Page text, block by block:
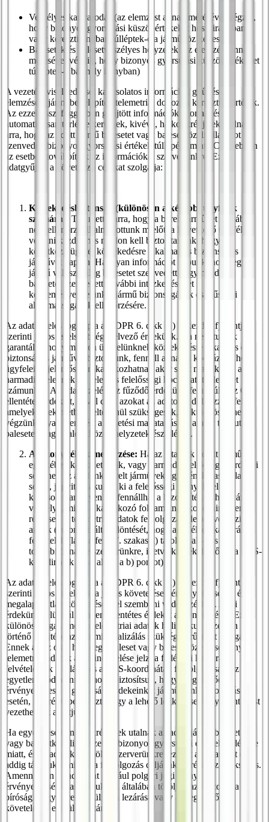
Veszélyes kanyarodás (az elemzést annak mérésével végzik,
hogy bizonyos gyorsulási küszöbértékeket hosszirányban
vagy keresztirányban túlléptek-e a járműhöz képest)
Balesetek és balesetveszélyes helyzetek (az elemzést annak
mérésével végzik, hogy bizonyos gyorsulási küszöbértékeket
túlléptek-e bármely irányban)
A vezetési viselkedéssel kapcsolatos információk gyűjtése és
elemzése a járműbe telepített telemetriai dobozon keresztül történik.
Az ezzel összefüggésben gyűjtött információk azonnal és
automatikusan törlésre kerülnek, kivéve, ha konkrét jelek utalnak
arra, hogy az adott jármű balesetet vagy balesetközeli állapotot
szenvedett bizonyos gyorsulási értékek túllépése miatt. Csak ebben
az esetben továbbítjuk az információkat szervereinkre. Ez az
adatgyűjtés a következő célokat szolgálja:
Közlekedésbiztonság (különösen a későbbi ügyfelek
számára):
Tekintettel arra, hogy a bérelt járművet általában
nem ellenőrzi alkalmazottunk mielőtt a következő ügyfél
vezetni kezdi, más módon kell biztosítanunk, hogy a
következő ügyfél közlekedésre alkalmas és biztonságos
járművet kapjon. Ha olyan információt kapunk, hogy egy
jármű valószínűleg balesetet szenvedett vagy majdnem
balesetet szenvedett, további intézkedéseket
kezdeményezhetünk a jármű biztonságának és műszaki
alkalmasságának ellenőrzésére.
Az adatkezelés jogalapja a GDPR 6. cikk (1) bekezdés f) pontja
szerinti jogos és elsőbbséget élvező érdekünk. Ha nem tudjuk
garantálni, hogy minden ügyfelünknek közlekedésre alkalmas és
biztonságos járművet biztosítunk, fennáll annak a kockázata, hogy
ügyfeleink jelentős károkat okozhatnak akár saját maguknak, akár
harmadik feleknek Ez jelentős felelősségi kockázatot jelenthet
számunkra. Az adatkezeléshez fűződő érdekünk felülmúlja az Ön
ellentétes érdekeit, mivel csak azokat az adatokat dolgozzuk fel,
amelyek e tekintetben feltétlenül szükségesek, és különösen nem
végzünk olyan elemzést a vezetési magatartásról, amely túlmutat a
balesetek vagy balesetközeli helyzetek észlelésén.
A bizonyítékok megőrzése: Ha az általunk bérelt járművek
egyikében kár keletkezik, vagy harmadik felek jogos érdekei
sérülnek az általunk bérelt járművek egyikének használata
során, jogvita alakulhat ki a felelősségi igényekkel
kapcsolatban. Ilyenkor fennállhat a bizonyítékok hiányának
veszélye, mivel a kárt okozó folyamatnak kollégáink nem
részesei. A telemetriai adatok feldolgozása lehetővé teszi
annak (automatizált) eldöntését, hogy a fedélzeti kamerás
felvételek (lásd a fenti 7. szakaszt) tárolódnak-e és
továbbítódnak-e szerverünkre, illetve kiértékelhetők-e a GPS-
koordináták (lásd alább a b) pontot).
Az adatkezelés jogalapja a GDPR 6. cikk (1) bekezdés f) pontja
szerinti jogos érdekünk a jogos követelések érvényesítéséhez és a
megalapozatlan követelésekkel szembeni védekezéshez. A mi
érdekünk felülmúl minden ellentétes érdeket az Ön részéről. Ez
különösen igaz, mert a telemetriai adatok holisztikus nézetben
történő gyűjtése az adatminimalizálás szükségszerűségét szolgálja.
Ennek az az oka, hogy egy baleset vagy balesetközeli esemény
telemetriai adatok általi indexelése jelzi a fedélzeti kamera
felvételeinek tárolását és a GPS-koordináták feldolgozását. Ez az
egyetlen módja annak, hogy biztosítsuk, hogy megfelelően
érvényesíthessük gazdasági érdekeinket járműveink károsodása
esetén, másrészt pedig azt, hogy a lehető legkevesebb nyilvántartást
vezethessük az útjukról.
Ha egyedi esetben konkrét jelek utalnak az adott jármű balesetére
vagy balesetközeli helyzetére bizonyos gyorsulási értékek túllépése
miatt, és az adatokat feltöltik szerverünkre, ezeket az adatokat csak
addig tároljuk, amíg az a feldolgozás céljának eléréséhez szükséges.
Amennyiben az adatokat például polgári jogi igények
érvényesítésére használjuk fel, általában töröljük az adatokat a
bírósági vagy peren kívüli vita lezárása vagy a megfelelő
követelések elévülése után.